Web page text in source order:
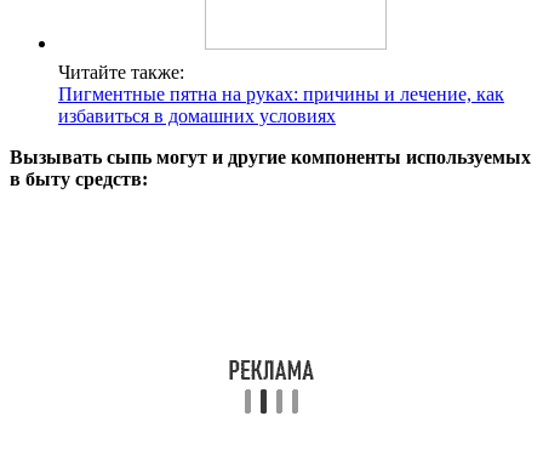
Читайте также:
Пигментные пятна на руках: причины и лечение, как
избавиться в домашних условиях
Вызывать сыпь могут и другие компоненты используемых
в быту средств: